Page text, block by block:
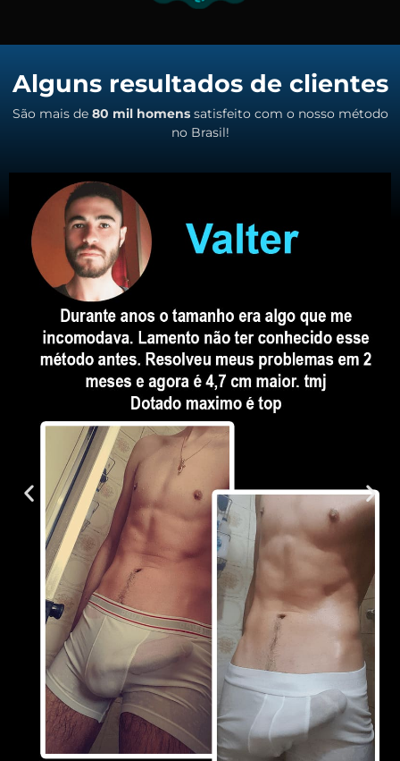
Alguns resultados de clientes
São mais de 80 mil homenssatisfeito com o nosso método
no Brasil!